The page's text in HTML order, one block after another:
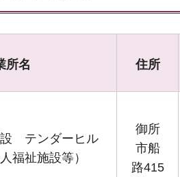
所名 住所
テンダーヒル
福祉施設等）
御所
市船
路415